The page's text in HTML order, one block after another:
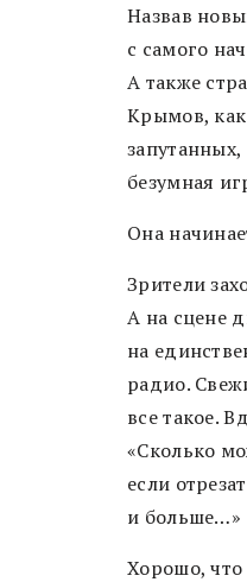
Назвав
с самого
А также
Крымов, как
безумная
Она
Зрители
А на сцене
на
радио.
все такое.
«Сколько
если
и больше…»
Хорошо, что